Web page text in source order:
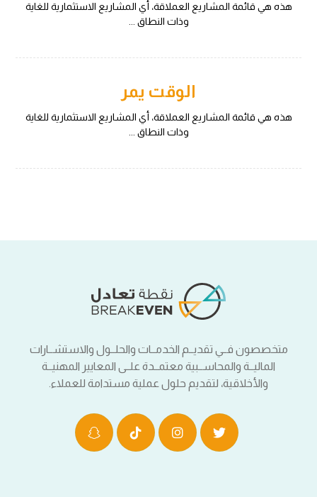
هذه هي قائمة المشاريع العملاقة، أي المشاريع الاستثمارية للغاية
وذات النطاق ...
الوقت يمر
هذه هي قائمة المشاريع العملاقة، أي المشاريع الاستثمارية للغاية
وذات النطاق ...
متخصصون فــي تقديــم الخدمــات والحلــول والاستشــارات
الماليــة والمحاســبية معتمــدة علــى المعايير المهنيــة
والأخلاقية، لتقديم حلول عملية مستدامة للعملاء.